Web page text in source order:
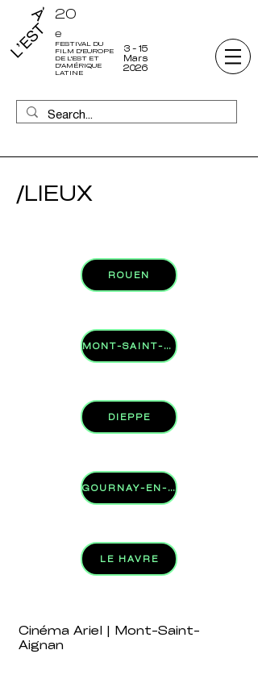
FESTIVAL DU
FILM D'EUROPE
DE L'EST ET
D'AMÉRIQUE
LATINE
20
e
3 - 15
Mars
2026
/LIEUX
ROUEN
MONT-SAINT-AIGNAN
DIEPPE
GOURNAY-EN-BRAY
LE HAVRE
Cinéma Ariel | Mont-Saint-
Aignan